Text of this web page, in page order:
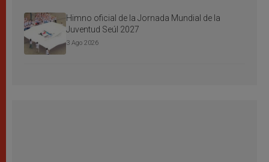
Himno oficial de la Jornada Mundial de la
Juventud Seúl 2027
3 Ago 2026